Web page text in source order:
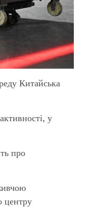
Китайська
у
про
центру